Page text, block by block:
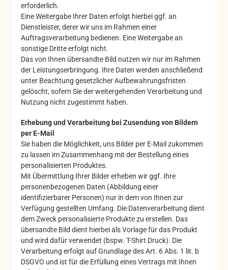
erforderlich.
Eine Weitergabe Ihrer Daten erfolgt hierbeiggf. an
Dienstleister, derer wir uns im Rahmen einer
Auftragsverarbeitung bedienen. Eine Weitergabe an
sonstige Dritte erfolgt nicht.
Das von Ihnen übersandte Bild nutzen wir nur im Rahmen
der Leistungserbringung. Ihre Daten werden anschließend
unter Beachtung gesetzlicher Aufbewahrungsfristen
gelöscht, sofern Sie der weitergehenden Verarbeitung und
Nutzung nicht zugestimmt haben.
Erhebung und Verarbeitung bei Zusendung von Bildern
per E-Mail
Sie haben die Möglichkeit, uns Bilder per E-Mail zukommen
zu lassen im Zusammenhang mit der Bestellung eines
personalisierten Produktes.
Mit Übermittlung Ihrer Bilder erheben wir ggf. Ihre
personenbezogenen Daten (Abbildung einer
identifizierbarer Personen) nur in dem von Ihnen zur
Verfügung gestellten Umfang. Die Datenverarbeitung dient
dem Zweck personalisierte Produkte zu erstellen. Das
übersandte Bild dient hierbei als Vorlage für das Produkt
und wird dafür verwendet (bspw. T-Shirt Druck). Die
Verarbeitung erfolgt auf Grundlage des Art. 6 Abs. 1 lit. b
DSGVO und ist für die Erfüllung eines Vertrags mit Ihnen